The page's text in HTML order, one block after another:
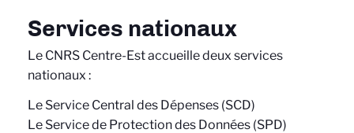
Services nationaux
Le CNRS Centre-Est accueille deux services
nationaux :
Le Service Central des Dépenses (SCD)
Le Service de Protection des Données (SPD)